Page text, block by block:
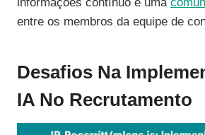
entre os membros da equipe de
Desafios Na
IA No Recrutamento